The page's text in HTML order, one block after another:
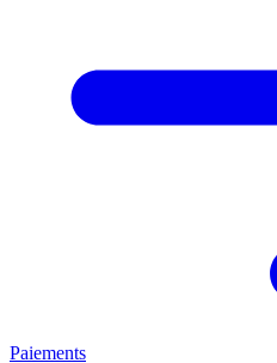
Paiements